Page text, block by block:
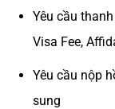
Yêu cầu
Visa Fee,
Yêu cầu nộp
sung